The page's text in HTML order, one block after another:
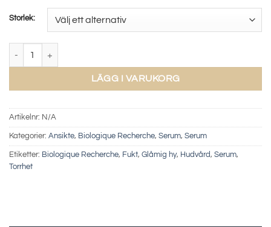
Storlek:
LÄGG I VARUKORG
Artikelnr: N/A
Kategorier: Ansikte, Biologique Recherche, Serum, Serum
Etiketter: Biologique Recherche, Fukt, Glåmig hy, Hudvård, Serum,
Torrhet